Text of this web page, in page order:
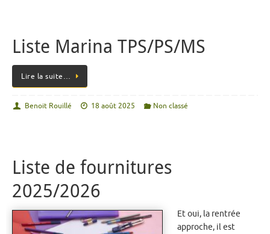
Liste Marina TPS/PS/MS
Lire la suite…
Benoit Rouillé 18 août 2025 Non classé
Liste de fournitures
2025/2026
Et oui, la rentrée
approche, il est